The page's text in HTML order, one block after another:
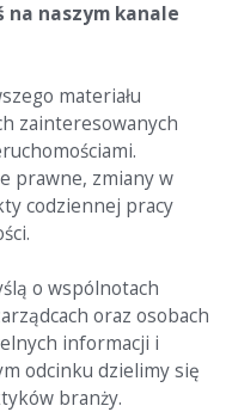
na naszym kanale
materiału
zainteresowanych
prawne, zmiany w
codziennej pracy
o wspólnotach
oraz osobach
informacji i
odcinku dzielimy się
branży.